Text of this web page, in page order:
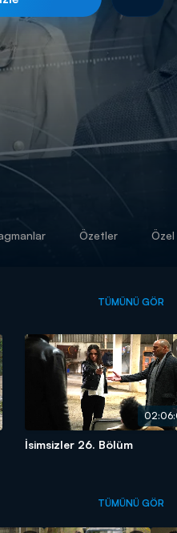
Özetler
TÜMÜNÜ GÖR
İsimsizler 26. Bölüm
TÜMÜNÜ GÖR